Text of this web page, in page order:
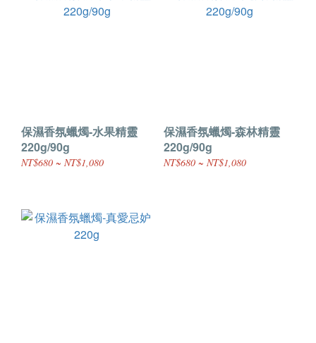
保濕香氛蠟燭-水果精靈
220g/90g
NT$680 ~ NT$1,080
保濕香氛蠟燭-森林精靈
220g/90g
NT$680 ~ NT$1,080